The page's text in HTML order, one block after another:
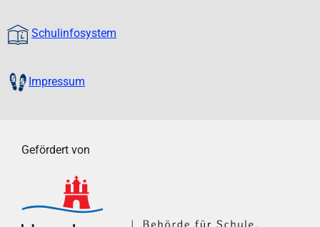
Schulinfosystem
Impressum
Gefördert von